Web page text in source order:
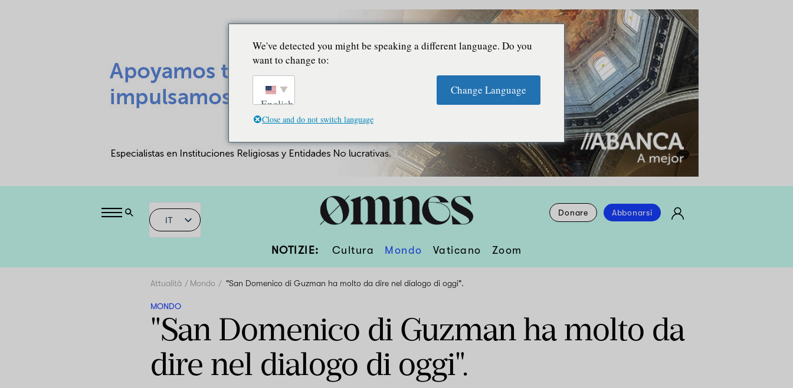
IT
Donare Abbonarsi
NOTIZIE: Cultura Mondo Vaticano Zoom
Attualità Mondo "San Domenico di Guzman ha molto da dire nel dialogo di oggi".
MONDO
"San Domenico di Guzman ha molto da
dire nel dialogo di oggi".
We've detected you might be speaking a different language. Do you
want to change to:
English
Change Language
Close and do not switch language